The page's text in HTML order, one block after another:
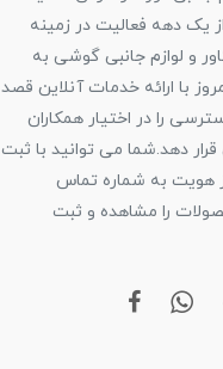
یک دهه فعالیت در زمینه
و لوازم جانبی گوشی به
با ارائه خدمات آنلاین قصد
را در اختیار همکاران
دهد.شما می توانید با ثبت
هویت به شماره تماس
محصولات را مشاهده و ثبت